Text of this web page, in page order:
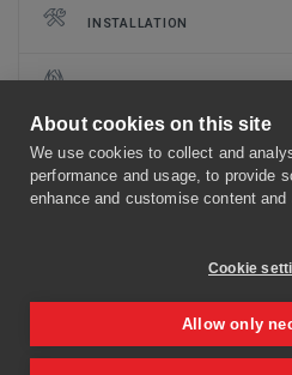
About cookies on this site
We use cookies to collect and
performance and usage, to provide
enhance and customise content
Cookie
Allow only
INSTALLATION
DOCUMENTS
OPTIONS AND KITS
FLANGE TYPES